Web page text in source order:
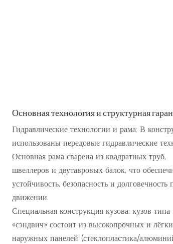
Основная технология и структурная
Гидравлические технологии и рама: В
использованы передовые гидравлические
Основная рама сварена из квадратных труб,
швеллеров и двутавровых балок, что
устойчивость, безопасность и долговечность
движении.
Специальная конструкция кузова: кузов типа
«сэндвич» состоит из высокопрочных и
наружных панелей (стеклопластика/